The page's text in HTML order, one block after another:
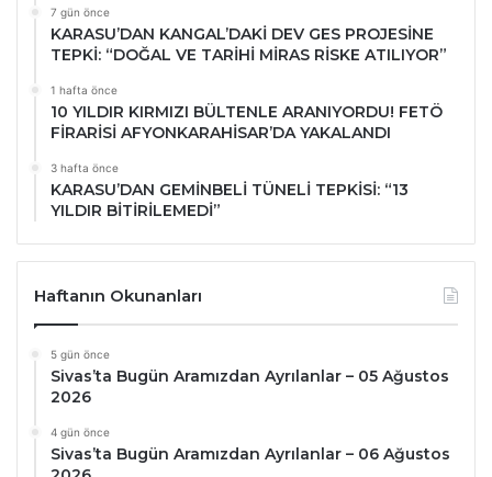
7 gün önce
KARASU’DAN KANGAL’DAKİ DEV GES PROJESİNE
TEPKİ: “DOĞAL VE TARİHİ MİRAS RİSKE ATILIYOR”
1 hafta önce
10 YILDIR KIRMIZI BÜLTENLE ARANIYORDU! FETÖ
FİRARİSİ AFYONKARAHİSAR’DA YAKALANDI
3 hafta önce
KARASU’DAN GEMİNBELİ TÜNELİ TEPKİSİ: “13
YILDIR BİTİRİLEMEDİ”
Haftanın Okunanları
5 gün önce
Sivas’ta Bugün Aramızdan Ayrılanlar – 05 Ağustos
2026
4 gün önce
Sivas’ta Bugün Aramızdan Ayrılanlar – 06 Ağustos